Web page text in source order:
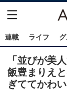
連載 ライフ
「並びが美
飯豊まりえ
ぎててかわい